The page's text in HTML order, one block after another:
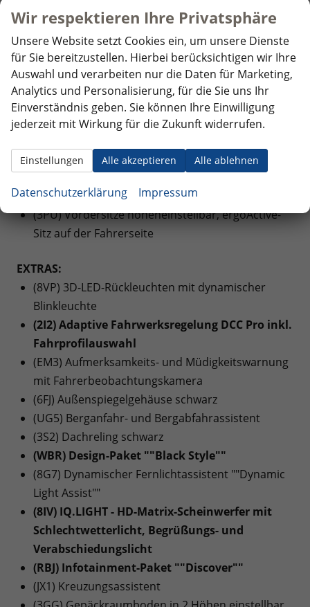
längenverstellbar
(3A2) ISOFIX-Halteösen für Kindersitze auf den
äußeren Rücksitzen sowie auf dem Beifahrersitz,
i-Size-kompatibel
(2PT) Multifunktionsportlederlenkrad
beheizbar inkl Schaltwippen
(9Z3) 230-Volt-Steckdose mit Wechselrichter im
(4K6) Schlüsselloses Schließ- und Startsystem
""Keyless Access"", mit berührungsloser Ver- und
Entriegelung, SAFE-Verriegelung
(3PU) Vordersitze höheneinstellbar, ergoActive-
Sitz auf der Fahrerseite
EXTRAS:
(8VP) 3D-LED-Rückleuchten mit dynamischer
Blinkleuchte
(2I2) Adaptive Fahrwerksregelung DCC Pro inkl.
Fahrprofilauswahl
(EM3) Aufmerksamkeits- und Müdigkeitswarnung
mit Fahrerbeobachtungskamera
(6FJ) Außenspiegelgehäuse schwarz
(UG5) Berganfahr- und Bergabfahrassistent
(3S2) Dachreling schwarz
(WBR) Design-Paket ""Black Style""
(8G7) Dynamischer Fernlichtassistent ""Dynamic
Light Assist""
(8IV) IQ.LIGHT - HD-Matrix-Scheinwerfer mit
Schlechtwetterlicht, Begrüßungs- und
Verabschiedungslicht
(RBJ) Infotainment-Paket ""Discover""
(JX1) Kreuzungsassistent
Wir respektieren Ihre Privatsphäre
Unsere Website setzt Cookies ein, um unsere Dienste
für Sie bereitzustellen. Hierbei berücksichtigen wir Ihre
Auswahl und verarbeiten nur die Daten für Marketing,
Analytics und Personalisierung, für die Sie uns Ihr
Einverständnis geben. Sie können Ihre Einwilligung
jederzeit mit Wirkung für die Zukunft widerrufen.
Alle akzeptieren Alle ablehnen
Einstellungen
Datenschutzerklärung Impressum